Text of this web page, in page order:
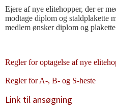
Ejere af nye elitehopper, der er
modtage diplom og staldplakette
medlem ønsker diplom og
Regler for optagelse af nye
Regler for A-, B- og S-heste
Link til ansøgning